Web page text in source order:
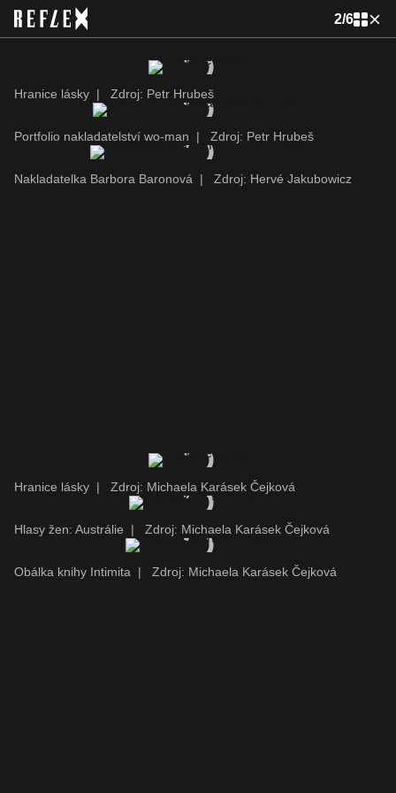
2/6
Hranice lásky | Zdroj: Petr Hrubeš
Portfolio nakladatelství wo-man | Zdroj: Petr Hrubeš
Nakladatelka Barbora Baronová | Zdroj: Hervé Jakubowicz
Hranice lásky | Zdroj: Michaela Karásek Čejková
Hlasy žen: Austrálie | Zdroj: Michaela Karásek Čejková
Obálka knihy Intimita | Zdroj: Michaela Karásek Čejková